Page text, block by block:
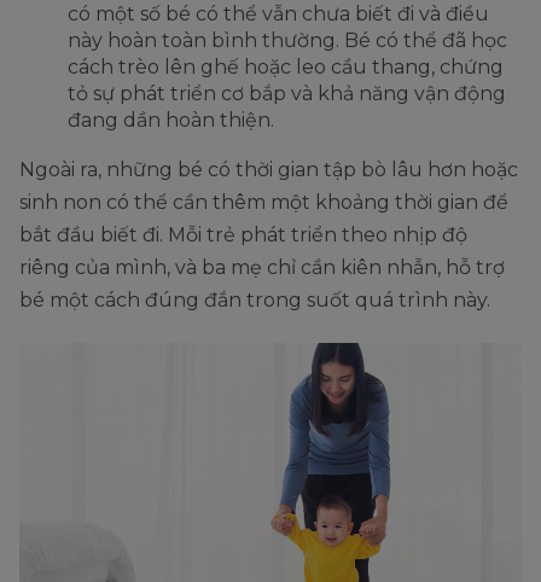
có một số bé có thể vẫn chưa biết đi và điều
này hoàn toàn bình thường. Bé có thể đã học
cách trèo lên ghế hoặc leo cầu thang, chứng
tỏ sự phát triển cơ bắp và khả năng vận động
đang dần hoàn thiện.
Ngoài ra, những bé có thời gian tập bò lâu hơn hoặc
sinh non có thể cần thêm một khoảng thời gian để
bắt đầu biết đi. Mỗi trẻ phát triển theo nhịp độ
riêng của mình, và ba mẹ chỉ cần kiên nhẫn, hỗ trợ
bé một cách đúng đắn trong suốt quá trình này.